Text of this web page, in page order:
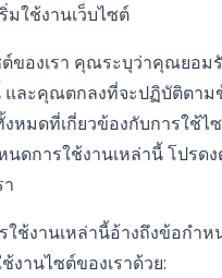
ใช้งานเว็บไซต์
ของเรา คุณระบุว่าคุณยอม
และคุณตกลงที่จะปฏิบัติตา
งหมดที่เกี่ยวข้องกับการใช้
ดการใช้งานเหล่านี้ โปรดง
ช้งานเหล่านี้อ้างถึงข้อกำห
งานไซต์ของเราด้วย: